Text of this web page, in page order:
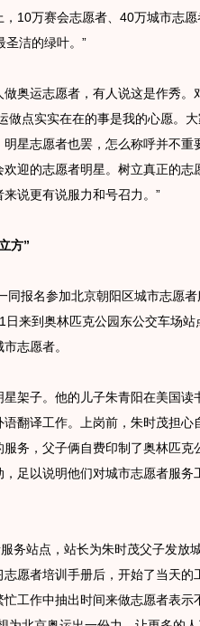
10万赛会志愿者、40万城市志
洁的绿叶。”
运志愿者，有人说这是作秀。
做点实实在在的事是我的心愿。
星志愿者也罢，怎么称呼并不重
迎的志愿者明星。树立真正的志
说更有说服力和号召力。”
方”
报名参加北京朝阳区城市志愿者
来到奥林匹克公园东公交车场站
志愿者。
子。他的儿子朱青阳在美国读
翻译工作。上岗前，朱时茂担心
务，父子俩自费印制了奥林匹克
足以说明他们对城市志愿者服务
站点，站长为朱时茂父子发放
愿者培训手册后，开始了当天的
工作中抽出时间来做志愿者表示